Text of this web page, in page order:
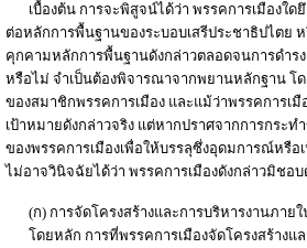
เบื้องต้น การจะพิสูจน์ได้ว่า พรรคการเมืองใ
ต่อหลักการพื้นฐานของระบอบเสรีประชาธิปไตย
คุกคามหลักการพื้นฐานดังกล่าวตลอดจนการดำ
หรือไม่ จำเป็นต้องพิจารณาจากพยานหลักฐาน โ
ของสมาชิกพรรคการเมือง และแม้ว่าพรรคการเ
เป้าหมายดังกล่าวจริง แต่หากปราศจากการกระ
ของพรรคการเมืองเพื่อให้บรรลุซึ่งอุดมการณ์หรือ
ไม่อาจวินิจฉัยได้ว่า พรรคการเมืองดังกล่าวมิชอ
(ก) การจัดโครงสร้างและการบริหารงานภายใ
โดยหลัก การที่พรรคการเมืองจัดโครงสร้างแล